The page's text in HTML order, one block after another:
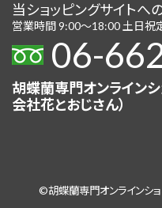
当ショッピングサイトへ
営業時間 9:00〜18:00 土日祝
06-
胡蝶蘭専門オンラインシ
会社花とおじさん）
©胡蝶蘭専門オンラインシ